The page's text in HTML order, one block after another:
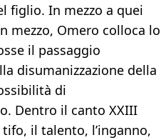
figlio. In mezzo a quei
mezzo, Omero colloca lo
il passaggio
disumanizzazione della
di
Dentro il canto XXIII
tifo, il talento, l’inganno,